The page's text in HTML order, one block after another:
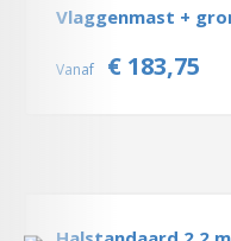
Vlaggenmast +
Vanaf € 183,75